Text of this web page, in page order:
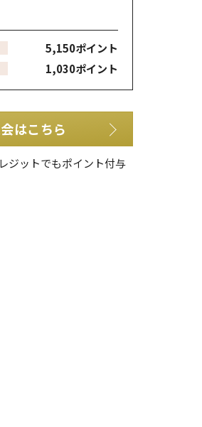
5,150ポイント
1,030ポイント
はこちら
ジットでもポイント付与